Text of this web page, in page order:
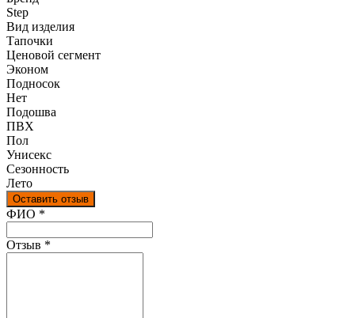
Step
Вид изделия
Тапочки
Ценовой сегмент
Эконом
Подносок
Нет
Подошва
ПВХ
Пол
Унисекс
Сезонность
Лето
Оставить отзыв
Ваш отзыв был отправлен!
ФИО *
Отзыв *